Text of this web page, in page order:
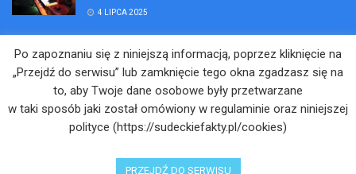
4 LIPCA 2025
Kopalniane Ekspedycje
Adam Maciejczyk: „Chcemy przełamywać
bariery. Nie tylko bólu…”
Po zapoznaniu się z niniejszą informacją, poprzez kliknięcie na
„Przejdź do serwisu” lub zamknięcie tego okna zgadzasz się na
to, aby Twoje dane osobowe były przetwarzane
w taki sposób jaki został omówiony w regulaminie oraz niniejszej
polityce (https://sudeckiefakty.pl/cookies)
PRZEJDŹ DO SERWISU